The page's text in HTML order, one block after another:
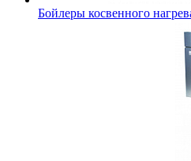
Бойлеры косвенного